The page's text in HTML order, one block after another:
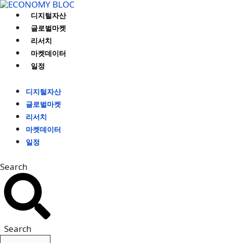
컨
디지털자산
글로벌마켓
리서치
마켓데이터
일정
디지털자산
글로벌마켓
리서치
마켓데이터
일정
Search
Search